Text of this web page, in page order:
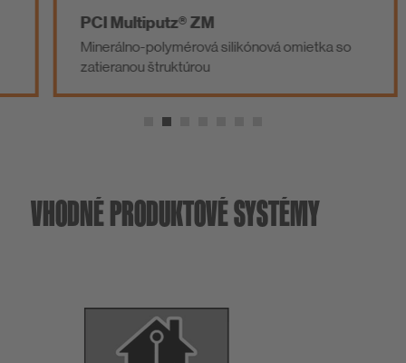
PCI Multiputz® ZM
Minerálno-polymérová silikónová omietka so
zatieranou štruktúrou
VHODNÉ PRODUKTOVÉ SYSTÉMY